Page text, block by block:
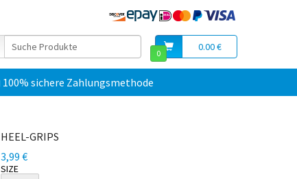
0.00 €
0
100% sichere Zahlungsmethode
HEEL-GRIPS
3,99 €
SIZE